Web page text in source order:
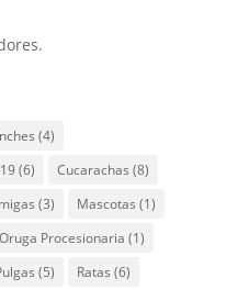
(4)
(6) Cucarachas (8)
(3) Mascotas (1)
Oruga Procesionaria (1)
(5) Ratas (6)